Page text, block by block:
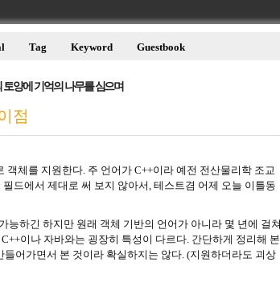
토양에 기억의 나무를 심으며
Tag Keyword Guestbook
점
체를 지원한다. 주 언어가 C++이라 예전 전산물리학 조교
드에서 제대로 써 보지 않아서, 테스트겸 어제 오늘 이틀동
하긴 하지만 원래 객체 기반의 언어가 아니라 몇 년에 걸쳐
이나 자바와는 굉장히 특성이 다르다. 간단하게 정리해 본
어가면서 본 것이라 확실하지는 않다. (지원하더라도 괴상